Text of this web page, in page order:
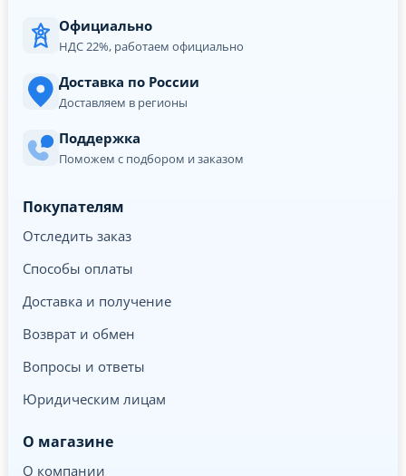
Официально
НДС 22%, работаем официально
Доставка по России
Доставляем в регионы
Поддержка
Поможем с подбором и заказом
Покупателям
Отследить заказ
Способы оплаты
Доставка и получение
Возврат и обмен
Вопросы и ответы
Юридическим лицам
О магазине
О компании